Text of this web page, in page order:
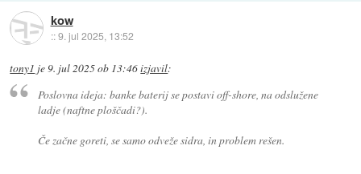
kow
::9. jul 2025, 13:52
tony1 je 9. jul 2025 ob 13:46izjavil:
Poslovna ideja: banke baterij se postavi off-shore, na odslužene
ladje (naftne ploščadi?).
Če začne goreti, se samo odveže sidra, in problem rešen.